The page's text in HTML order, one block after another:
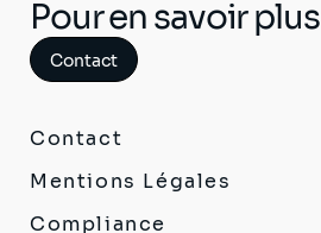
Pour en savoir plus
Contact
Contact
Mentions Légales
Compliance